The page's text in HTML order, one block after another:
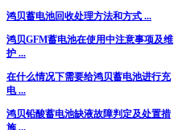
鸿贝蓄电池回收处理方法和方式 ...
鸿贝GFM蓄电池在使用中注意事项及维
护 ...
在什么情况下需要给鸿贝蓄电池进行充
电 ...
鸿贝铅酸蓄电池缺液故障判定及处置措